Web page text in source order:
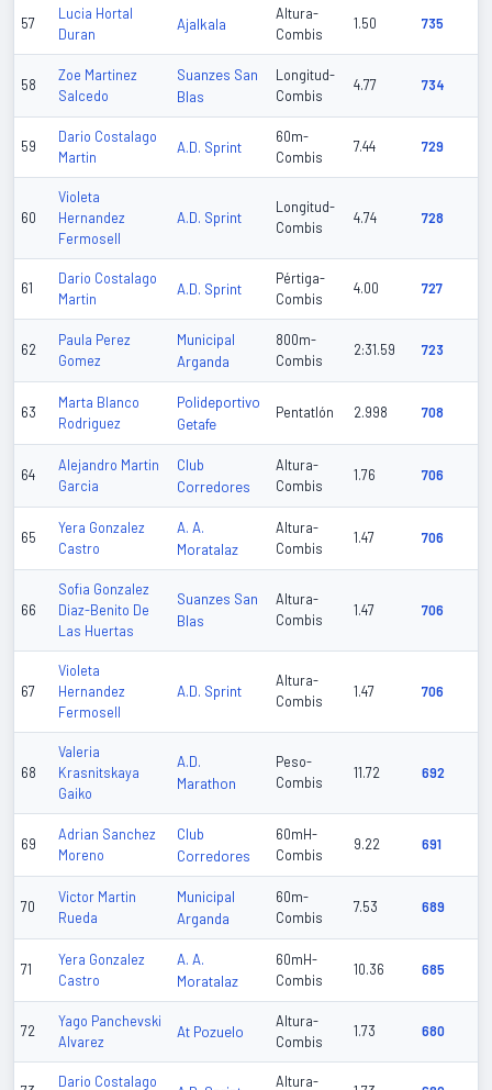
57
Lucia Hortal
Duran
Ajalkala
Altura-
Combis
1.50 735
58
Zoe Martinez
Salcedo
Suanzes San
Blas
Longitud-
Combis
4.77 734
59
Dario Costalago
Martin
A.D. Sprint
60m-
Combis
7.44 729
60
Violeta
Hernandez
Fermosell
A.D. Sprint
Longitud-
Combis
4.74 728
61
Dario Costalago
Martin
A.D. Sprint
Pértiga-
Combis
4.00 727
62
Paula Perez
Gomez
Municipal
Arganda
800m-
Combis
2:31.59 723
63
Marta Blanco
Rodriguez
Polideportivo
Getafe
Pentatlón 2.998 708
64
Alejandro Martin
Garcia
Club
Corredores
Altura-
Combis
1.76 706
65
Yera Gonzalez
Castro
A. A.
Moratalaz
Altura-
Combis
1.47 706
66
Sofia Gonzalez
Diaz-Benito De
Las Huertas
Suanzes San
Blas
Altura-
Combis
1.47 706
67
Violeta
Hernandez
Fermosell
A.D. Sprint
Altura-
Combis
1.47 706
68
Valeria
Krasnitskaya
Gaiko
A.D.
Marathon
Peso-
Combis
11.72 692
69
Adrian Sanchez
Moreno
Club
Corredores
60mH-
Combis
9.22 691
70
Victor Martin
Rueda
Municipal
Arganda
60m-
Combis
7.53 689
71
Yera Gonzalez
Castro
A. A.
Moratalaz
60mH-
Combis
10.36 685
72
Yago Panchevski
Alvarez
At Pozuelo
Altura-
Combis
1.73 680
Dario Costalago
Altura-